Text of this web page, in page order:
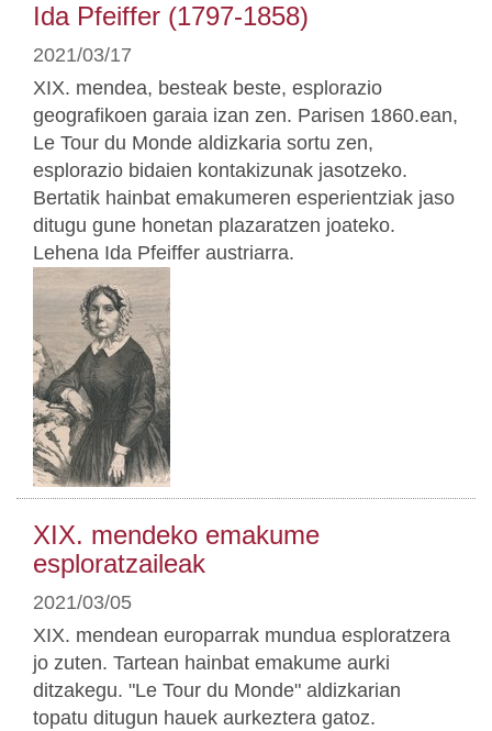
Ida Pfeiffer (1797-1858)
2021/03/17
XIX. mendea, besteak beste, esplorazio
geografikoen garaia izan zen. Parisen 1860.ean,
Le Tour du Monde aldizkaria sortu zen,
esplorazio bidaien kontakizunak jasotzeko.
Bertatik hainbat emakumeren esperientziak jaso
ditugu gune honetan plazaratzen joateko.
Lehena Ida Pfeiffer austriarra.
XIX. mendeko emakume
esploratzaileak
2021/03/05
XIX. mendean europarrak mundua esploratzera
jo zuten. Tartean hainbat emakume aurki
ditzakegu. "Le Tour du Monde" aldizkarian
topatu ditugun hauek aurkeztera gatoz.